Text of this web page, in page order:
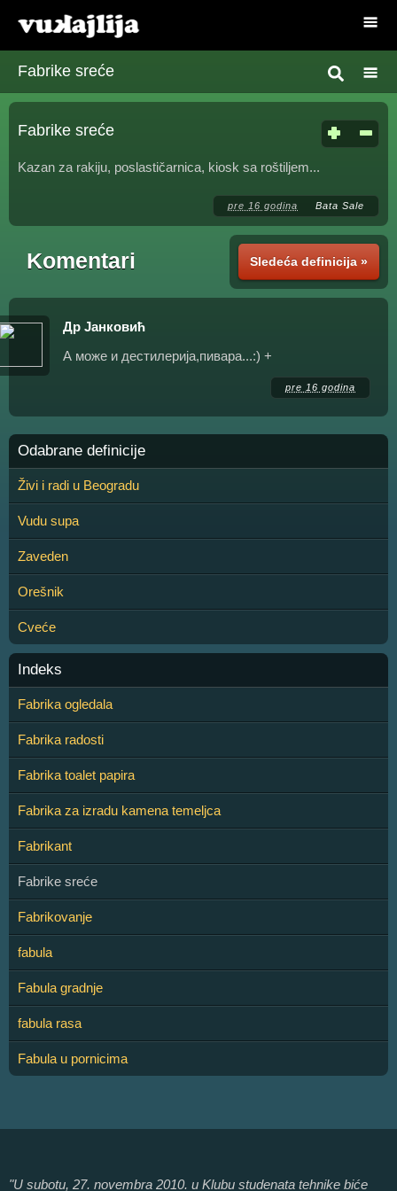
Fabrike sreće
Fabrike sreće
Kazan za rakiju, poslastičarnica, kiosk sa roštiljem...
pre 16 godina Bata Sale
Sledeća definicija »
Komentari
Др Јанковић
А може и дестилерија,пивара...:) +
pre 16 godina
Odabrane definicije
Živi i radi u Beogradu
Vudu supa
Zaveden
Orešnik
Cveće
Indeks
Fabrika ogledala
Fabrika radosti
Fabrika toalet papira
Fabrika za izradu kamena temeljca
Fabrikant
Fabrike sreće
Fabrikovanje
fabula
Fabula gradnje
fabula rasa
Fabula u pornicima
"U subotu, 27. novembra 2010. u Klubu studenata tehnike biće